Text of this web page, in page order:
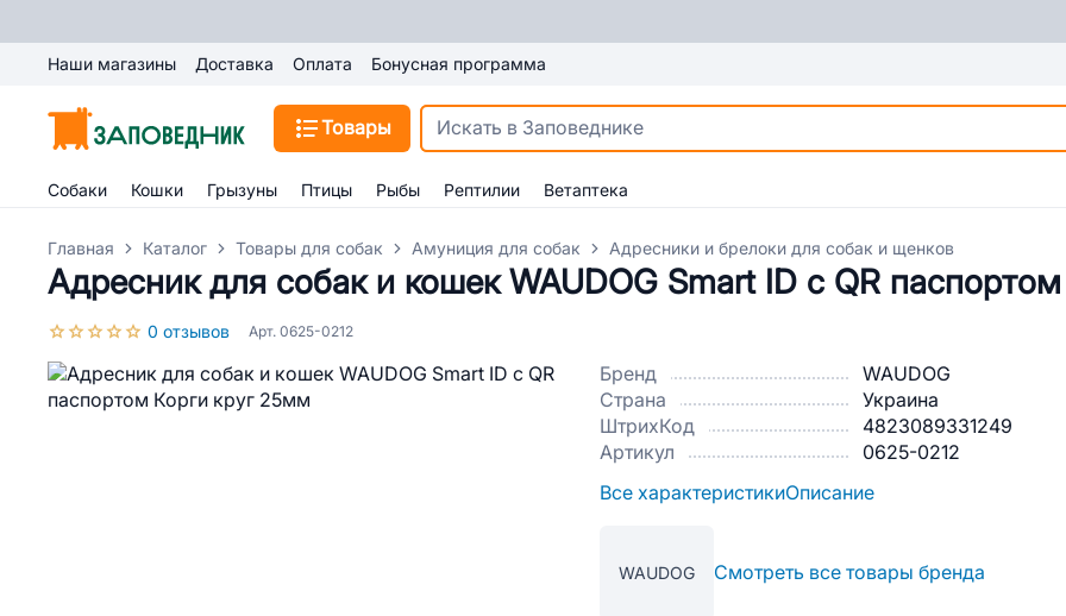
Наши магазины Доставка Оплата Бонусная программа
Товары
Собаки Кошки Грызуны Птицы Рыбы Рептилии Ветаптека
Главная Каталог Товары для собак Амуниция для собак Адресники и брелоки для собак и щенков
Адресник для собак и кошек WAUDOG Smart ID c QR
0 отзывов Арт. 0625-0212
Бренд
WAUDOG
Страна
Украина
ШтрихКод
4823089331249
Артикул
0625-0212
Все характеристикиОписание
WAUDOG Смотреть все товары бренда